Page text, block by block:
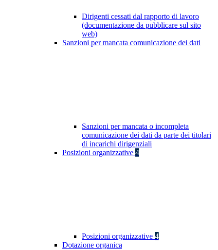
Dirigenti cessati dal rapporto di lavoro
(documentazione da pubblicare sul sito
web)
Sanzioni per mancata comunicazione dei dati
Sanzioni per mancata o incompleta
comunicazione dei dati da parte dei titolari
di incarichi dirigenziali
Posizioni organizzative 4
Posizioni organizzative 4
Dotazione organica